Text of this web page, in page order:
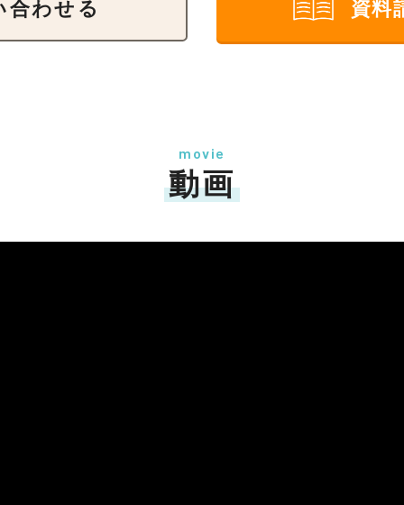
資料
合わせる
movie
動画